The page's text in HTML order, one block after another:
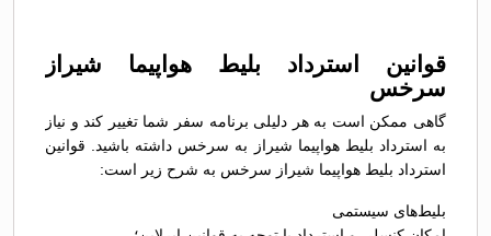
قوانین استرداد بلیط هواپیما شیراز
سرخس
گاهی ممکن است به هر دلیلی برنامه سفر شما تغییر کند و نیاز
به استرداد بلیط هواپیما شیراز به سرخس داشته باشید. قوانین
استرداد بلیط هواپیما شیراز سرخس به شرح زیر است:
بلیط‌های سیستمی